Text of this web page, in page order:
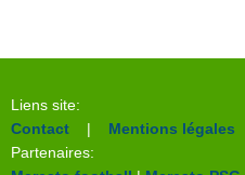
Liens site:
Contact | Mentions légales
Partenaires: